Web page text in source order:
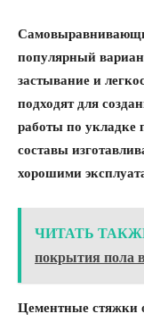
популярный
застывание и
подходят для
работы по укладке
составы
хорошими
ЧИТАТЬ
покрытия пола
Цементные стяжки